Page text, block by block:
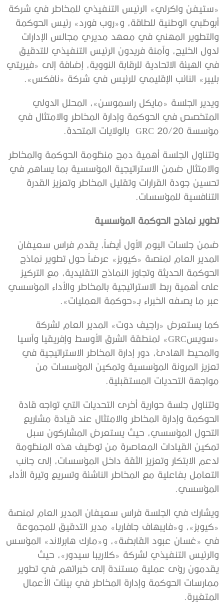
«ستيفن واكرلي» الرئيس التنفيذي للمخاطر في شركة
أبوظبي الوطنية للطاقة، و«روب فورد» رئيس الحوكمة
والتطوير المهني في معهد مديري مجالس الإدارات
لدول الخليج، وآمنة فريدون الرئيس التنفيذي للتدقيق
في الهيئة الاتحادية للرقابة النووية، إضافة إلى «فيريتي
بليير» النائب الإقليمي للرئيس في شركة «نافكس».
ويدير الجلسة «مايكل راسموسن»، المحلل الدولي
المتخصص في الحوكمة وإدارة المخاطر والامتثال في
مؤسسة GRC 20/20 بالولايات المتحدة.
وتتناول الجلسة أهمية دمج منظومة الحوكمة والمخاطر
والامتثال ضمن الاستراتيجية المؤسسية بما يساهم في
تحسين جودة القرارات وتقليل المخاطر وتعزيز القدرة
التنافسية للمؤسسات.
تطوير نماذج الحوكمة المؤسسية
ضمن جلسات اليوم الأول أيضاً، يقدم فراس سعيفان
المدير العام لمنصة «كيوبز» عرضاً حول تطوير نماذج
الحوكمة الحديثة وتجاوز النماذج التقليدية، مع التركيز
على أهمية ربط الاستراتيجية بالمخاطر والأداء المؤسسي
عبر ما يصفه الخبراء بـ«حوكمة العمليات».
كما يستعرض «راجيف دوت» المدير العام لشركة
«سويسGRC» لمنطقة الشرق الأوسط وإفريقيا وآسيا
والمحيط الهادئ، دور إدارة المخاطر الاستراتيجية في
تعزيز المرونة المؤسسية وتمكين المؤسسات من
مواجهة التحديات المستقبلية.
وتتناول جلسة حوارية أخرى التحديات التي تواجه قادة
الحوكمة وإدارة المخاطر والامتثال عند قيادة مشاريع
التحول المؤسسي، حيث يستعرض المشاركون سبل
تمكين القيادات المعاصرة من توظيف هذه المنظومة
لدعم الابتكار وتعزيز الثقة داخل المؤسسات، إلى جانب
التعامل بفاعلية مع المخاطر الناشئة وتسريع وتيرة الأداء
المؤسسي.
ويشارك في الجلسة فراس سعيفان المدير العام لمنصة
«كيوبز»، و«فايبهاف جافاريا» مدير التدقيق للمجموعة
في «غسان عبود القابضة»، و«مارك هابرلاند» المؤسس
والرئيس التنفيذي لشركة «كلاريبا سيدور»، حيث
يقدمون رؤى عملية مستندة إلى خبراتهم في تطوير
ممارسات الحوكمة وإدارة المخاطر في بيئات الأعمال
المتغيرة.